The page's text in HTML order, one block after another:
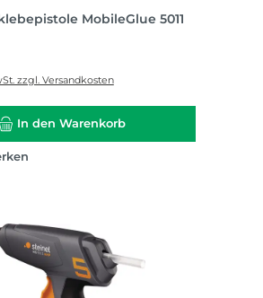
MobileGlue 5011
zzgl. Versandkosten
In den Warenkorb